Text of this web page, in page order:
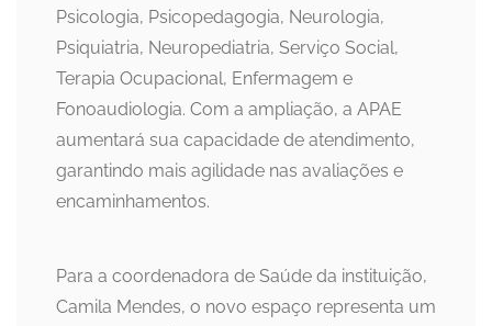
Psicologia, Psicopedagogia, Neurologia,
Psiquiatria, Neuropediatria, Serviço Social,
Terapia Ocupacional, Enfermagem e
Fonoaudiologia. Com a ampliação, a APAE
aumentará sua capacidade de atendimento,
garantindo mais agilidade nas avaliações e
encaminhamentos.
Para a coordenadora de Saúde da instituição,
Camila Mendes, o novo espaço representa um